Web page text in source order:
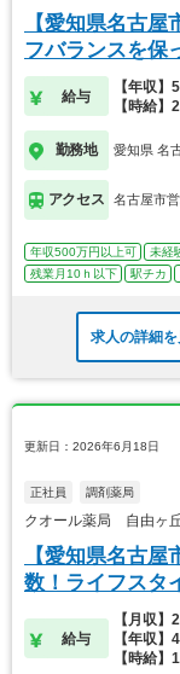
【愛知県名古
フバランスを保
給与
【年収
【時給】
勤務地 愛知県 名
アクセス 名古屋市
年収500万円以上可 未経
残業月10ｈ以下
駅チカ
求人の詳細を
更新日：2026年6月18日
正社員 調剤薬局
クオール薬局 自由ヶ
【愛知県名古
数！ライフスタ
給与
【月収
【年収
【時給